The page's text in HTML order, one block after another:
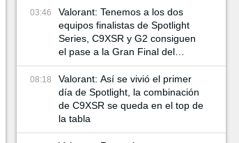
03:46
Valorant: Tenemos a los dos
equipos finalistas de Spotlight
Series, C9XSR y G2 consiguen
el pase a la Gran Final del
torneo
08:18
Valorant: Así se vivió el primer
día de Spotlight, la combinación
de C9XSR se queda en el top de
la tabla